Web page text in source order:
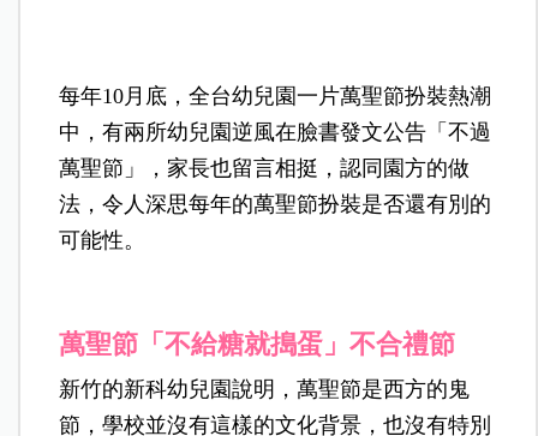
每年10月底，全台幼兒園一片萬聖節扮裝熱潮
中，有兩所幼兒園逆風在臉書發文公告「不過
萬聖節」，家長也留言相挺，認同園方的做
法，令人深思每年的萬聖節扮裝是否還有別的
可能性。
萬聖節「不給糖就搗蛋」不合禮節
新竹的新科幼兒園說明，萬聖節是西方的鬼
節，學校並沒有這樣的文化背景，也沒有特別